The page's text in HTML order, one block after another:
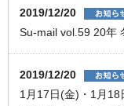
2019/12/20
Su-mail vol.59 20年
2019/12/20
1月17日(金)・1月18